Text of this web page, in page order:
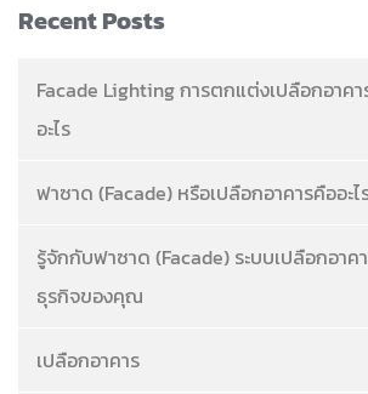
Recent Posts
Facade Lighting การตกแต่งเปลือกอาค
อะไร
ฟาซาด (Facade) หรือเปลือกอาคารคืออะไ
รู้จักกับฟาซาด (Facade) ระบบเปลือกอา
ธุรกิจของคุณ
เปลือกอาคาร